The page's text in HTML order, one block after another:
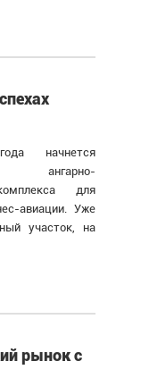
начнется
ангарно-
для
авиации. Уже
участок, на
рынок с